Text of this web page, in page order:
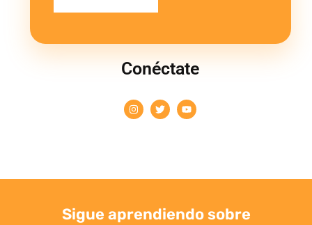
Conéctate
Sigue aprendiendo sobre